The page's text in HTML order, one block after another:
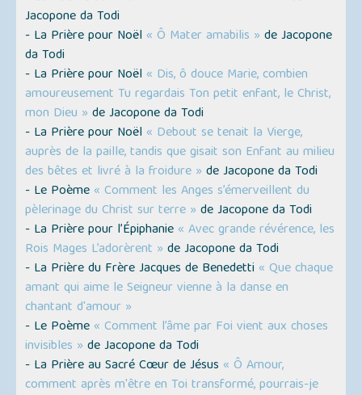
Jacopone da Todi
- La Prière pour Noël « Ô Mater amabilis » de Jacopone
da Todi
- La Prière pour Noël « Dis, ô douce Marie, combien
amoureusement Tu regardais Ton petit enfant, le Christ,
mon Dieu » de Jacopone da Todi
- La Prière pour Noël « Debout se tenait la Vierge,
auprès de la paille, tandis que gisait son Enfant au milieu
des bêtes et livré à la froidure » de Jacopone da Todi
- Le Poème « Comment les Anges s’émerveillent du
pèlerinage du Christ sur terre » de Jacopone da Todi
- La Prière pour l’Épiphanie « Avec grande révérence, les
Rois Mages L’adorèrent » de Jacopone da Todi
- La Prière du Frère Jacques de Benedetti « Que chaque
amant qui aime le Seigneur vienne à la danse en
chantant d'amour »
- Le Poème « Comment l’âme par Foi vient aux choses
invisibles » de Jacopone da Todi
- La Prière au Sacré Cœur de Jésus « Ô Amour,
comment après m'être en Toi transformé, pourrais-je